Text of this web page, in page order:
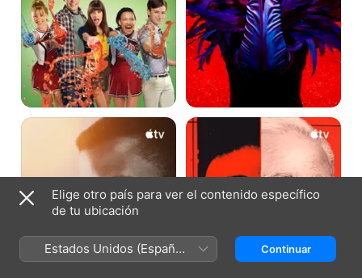
El
Sidney
Poitier
Mr.
Elige otro país para ver el contenido específico
de tu ubicación
Estados Unidos (Español
México)
Continuar